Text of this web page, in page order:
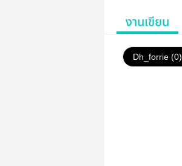
งานเขียน
Dh_forrie (0)